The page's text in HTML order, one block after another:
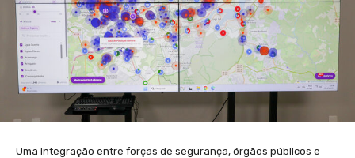
Uma integração entre forças de segurança, órgãos públicos e